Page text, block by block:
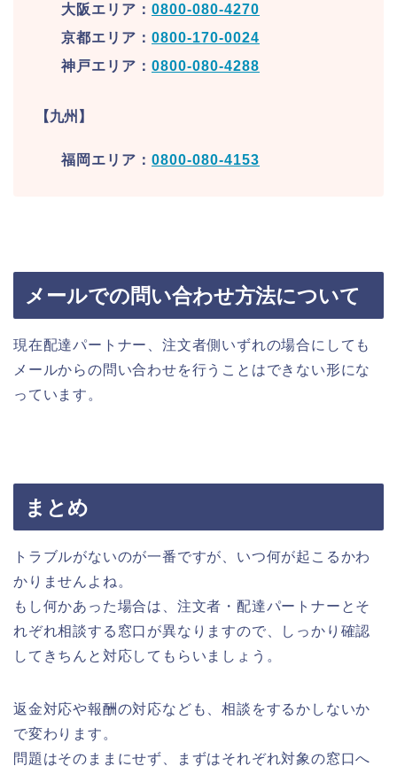
大阪エリア： 0800-080-4270
京都エリア： 0800-170-0024
神戸エリア： 0800-080-4288
【九州】
福岡エリア： 0800-080-4153
メールでの問い合わせ方法について
現在配達パートナー、注文者側いずれの場合にしても
メールからの問い合わせを行うことはできない形にな
っています。
まとめ
トラブルがないのが一番ですが、いつ何が起こるかわ
かりませんよね。
もし何かあった場合は、注文者・配達パートナーとそ
れぞれ相談する窓口が異なりますので、しっかり確認
してきちんと対応してもらいましょう。
返金対応や報酬の対応なども、相談をするかしないか
で変わります。
問題はそのままにせず、まずはそれぞれ対象の窓口へ